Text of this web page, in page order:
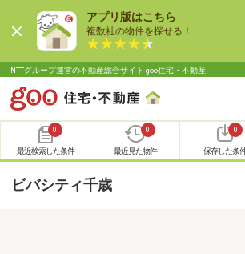
アプリ版はこちら
複数社の物件を探せる！
NTTグループ運営の不動産総合サイト goo住宅・不動産
0
最近検索した条件
0
最近見た物件
0
保存した条
ビバシティ千歳